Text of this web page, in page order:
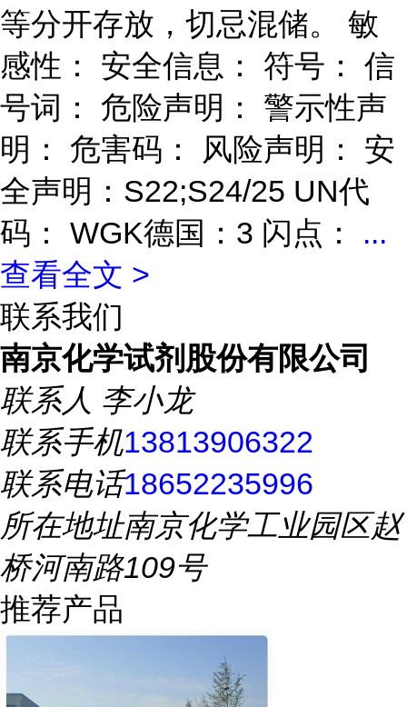
等分开存放，切忌混储。 敏
感性： 安全信息： 符号： 信
号词： 危险声明： 警示性声
明： 危害码： 风险声明： 安
全声明：S22;S24/25 UN代
码： WGK德国：3 闪点： ...
查看全文 >
联系我们
南京化学试剂股份有限公司
联系人 李小龙
联系手机13813906322
联系电话18652235996
所在地址南京化学工业园区赵
桥河南路109号
推荐产品